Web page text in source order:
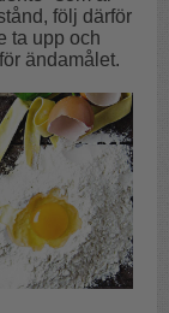
följ därför
ta upp och
för ändamålet.